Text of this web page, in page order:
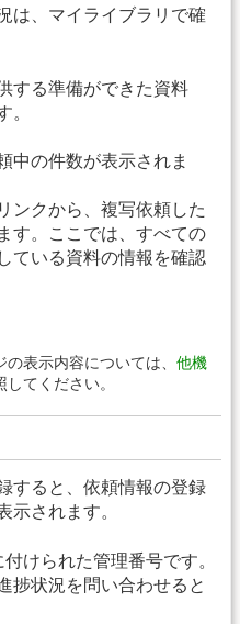
は、マイライブラリで確
する準備ができた資料
。
中の件数が表示されま
ンクから、複写依頼した
す。ここでは、すべての
ている資料の情報を確認
表示内容については、 他機
してください。
すると、依頼情報の登録
示されます。
けられた管理番号です。
捗状況を問い合わせると